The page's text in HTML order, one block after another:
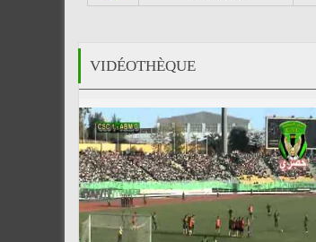
VIDÉOTHÈQUE